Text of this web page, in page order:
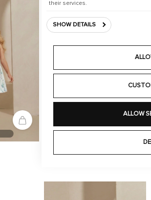
their services.
SHOW DETAILS
ALLOW